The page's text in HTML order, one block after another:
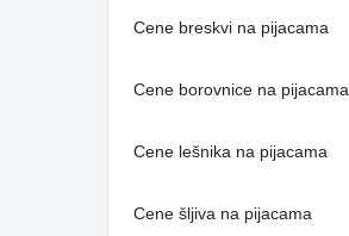
Cene breskvi na pijacama
Cene borovnice na pijacama
Cene lešnika na pijacama
Cene šljiva na pijacama